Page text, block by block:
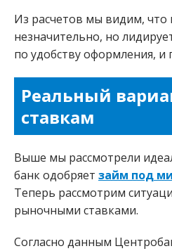
Из расчетов мы видим, что
незначительно, но
по удобству оформления, и
Реальный
ставкам
Выше мы рассмотрели
банк одобряет займ под
Теперь рассмотрим
рыночными ставками.
Согласно данным